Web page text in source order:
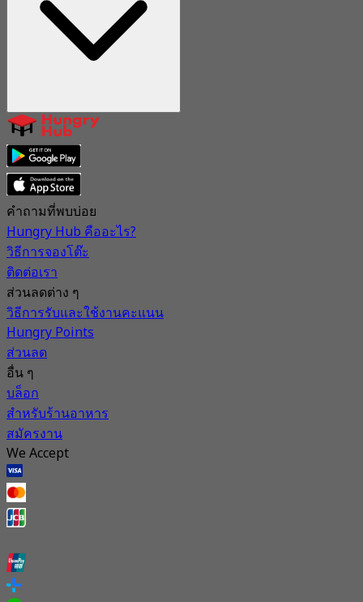
คำถามที่พบบ่อย
Hungry Hub คืออะไร?
วิธีการจองโต๊ะ
ติดต่อเรา
ส่วนลดต่าง ๆ
วิธีการรับและใช้งานคะแนน
Hungry Points
ส่วนลด
อื่น ๆ
บล็อก
สำหรับร้านอาหาร
สมัครงาน
We Accept